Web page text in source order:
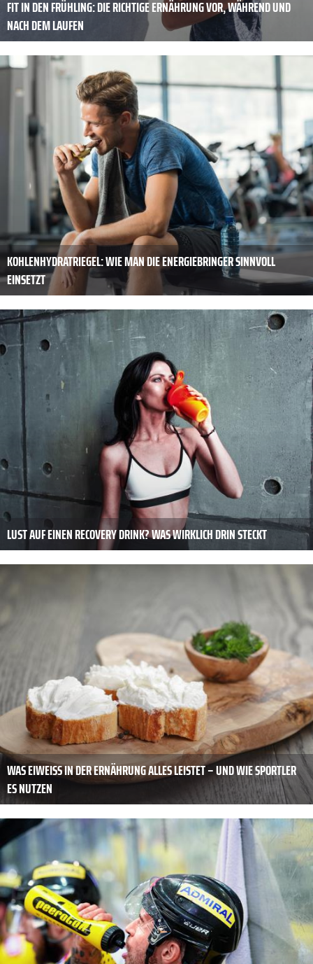
FIT IN DEN FRÜHLING: DIE RICHTIGE ERNÄHRUNG VOR, WÄHREND UND
NACH DEM LAUFEN
KOHLENHYDRATRIEGEL: WIE MAN DIE ENERGIEBRINGER SINNVOLL
EINSETZT
LUST AUF EINEN RECOVERY DRINK? WAS WIRKLICH DRIN STECKT
WAS EIWEISS IN DER ERNÄHRUNG ALLES LEISTET – UND WIE SPORTLER E
S NUTZEN